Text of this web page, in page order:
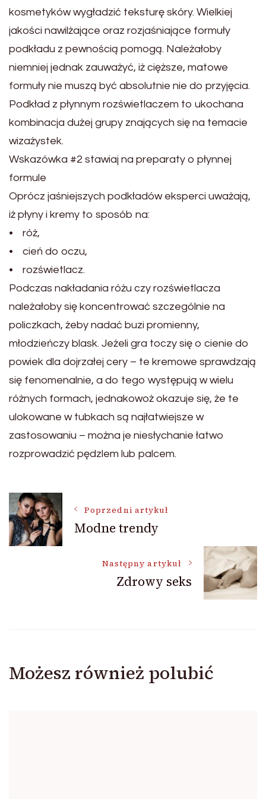
kosmetyków wygładzić teksturę skóry. Wielkiej
jakości nawilżające oraz rozjaśniające formuły
podkładu z pewnością pomogą. Należałoby
niemniej jednak zauważyć, iż cięższe, matowe
formuły nie muszą być absolutnie nie do przyjęcia.
Podkład z płynnym rozświetlaczem to ukochana
kombinacja dużej grupy znających się na temacie
wizażystek.
Wskazówka #2 stawiaj na preparaty o płynnej
formule
Oprócz jaśniejszych podkładów eksperci uważają,
iż płyny i kremy to sposób na:
• róż,
• cień do oczu,
• rozświetlacz.
Podczas nakładania różu czy rozświetlacza
należałoby się koncentrować szczególnie na
policzkach, żeby nadać buzi promienny,
młodzieńczy blask. Jeżeli gra toczy się o cienie do
powiek dla dojrzałej cery – te kremowe sprawdzają
się fenomenalnie, a do tego występują w wielu
różnych formach, jednakowoż okazuje się, że te
ulokowane w tubkach są najłatwiejsze w
zastosowaniu – można je niesłychanie łatwo
rozprowadzić pędzlem lub palcem.
Nawigacja
wpisu
Poprzedni artykuł
Modne trendy
Następny artykuł
Zdrowy seks
Możesz również polubić